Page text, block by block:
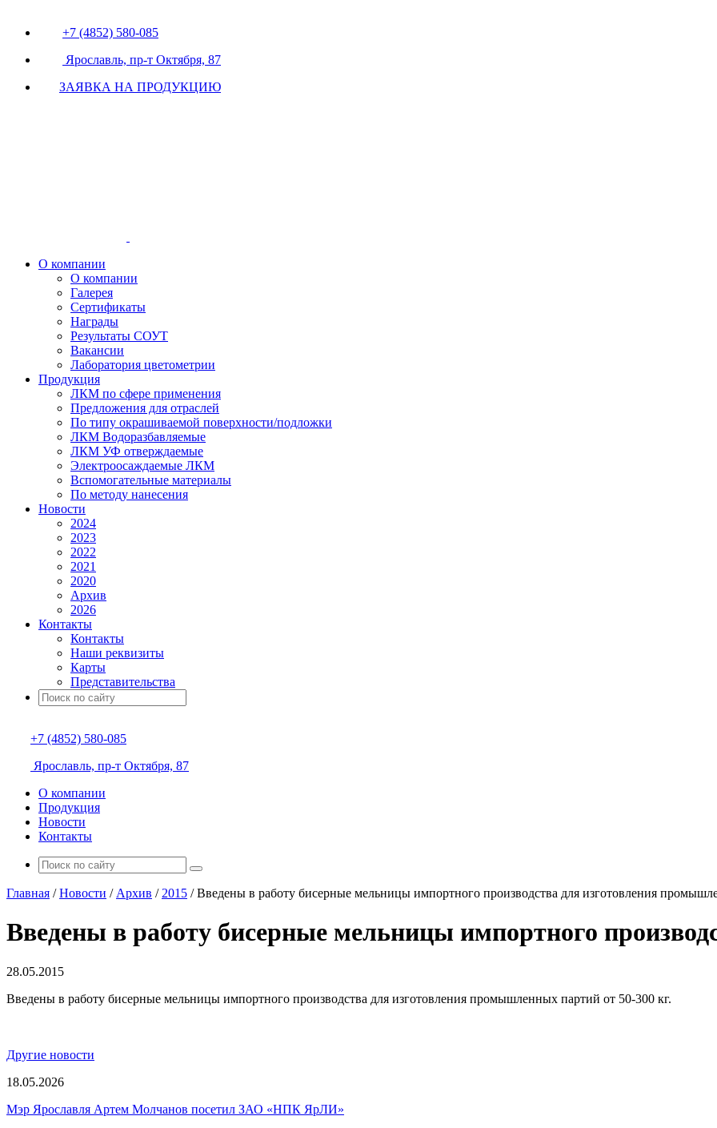
+7 (4852) 580-085
Ярославль, пр-т Октября, 87
ЗАЯВКА НА ПРОДУКЦИЮ
О компании
О компании
Галерея
Сертификаты
Награды
Результаты СОУТ
Вакансии
Лаборатория цветометрии
Продукция
ЛКМ по сфере применения
Предложения для отраслей
По типу окрашиваемой поверхности/подложки
ЛКМ Водоразбавляемые
ЛКМ УФ отверждаемые
Электроосаждаемые ЛКМ
Вспомогательные материалы
По методу нанесения
Новости
2024
2023
2022
2021
2020
Архив
2026
Контакты
Контакты
Наши реквизиты
Карты
Представительства
+7 (4852) 580-085
Ярославль, пр-т Октября, 87
О компании
Продукция
Новости
Контакты
Главная /Новости / Архив / 2015 /Введены в работу бисерные мельницы импортного производства для изготовления
Введены в работу бисерные мельницы импортного
28.05.2015
Введены в работу бисерные мельницы импортного производства для изготовления промышленных партий от 50-300 кг.
Другие новости
18.05.2026
Мэр Ярославля Артем Молчанов посетил ЗАО «НПК ЯрЛИ»